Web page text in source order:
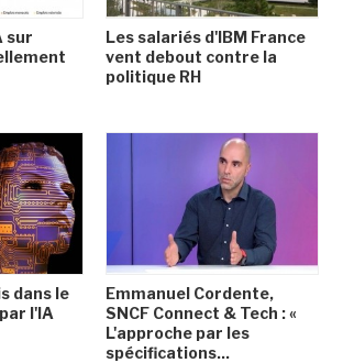
sur
Les salariés d'IBM France
vent debout contre la
politique RH
dans le
l'IA
Emmanuel Cordente,
SNCF Connect & Tech : «
L'approche par les
spécifications...